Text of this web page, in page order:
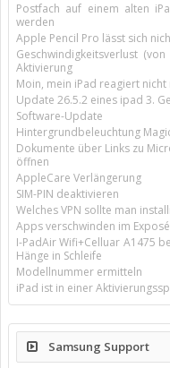
Postfach auf einem alten
werden
Apple Pencil Pro lässt sich
Geschwindigkeitsverlust
Aktivierung
Moin, mein iPad reagiert
Update 26.5.2 eines ipad 3.
Software-Update
Hintergrundbeleuchtung
Dokumente über Links zu
öffnen
AppleCare Verlängerung
SIM-PIN deaktivieren
Welches VPN sollte man
Apps verschwinden im
I-PadAir Wifi+Celluar A1475
Hänge in Schleife
Modellnummer ermitteln
iPad ist in einer
Samsung Support